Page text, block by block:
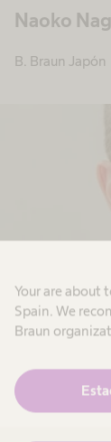
Your are about
Spain. We
Braun
Naoko
B. Braun Japón
B. Braun